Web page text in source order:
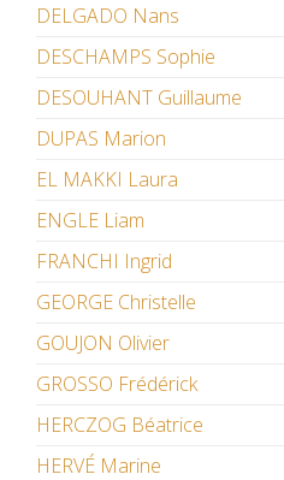
DELGADO Nans
DESCHAMPS Sophie
DESOUHANT Guillaume
DUPAS Marion
EL MAKKI Laura
ENGLE Liam
FRANCHI Ingrid
GEORGE Christelle
GOUJON Olivier
GROSSO Frédérick
HERCZOG Béatrice
HERVÉ Marine